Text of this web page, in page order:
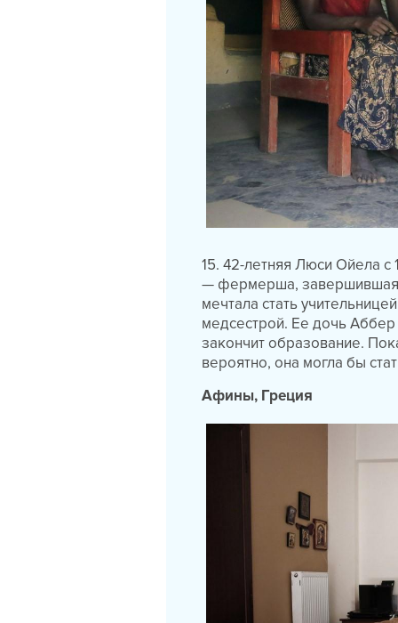
15. 42-летняя Люси Ойела
— фермерша, завершившая
мечтала стать
медсестрой. Ее дочь Аббер
закончит образование.
вероятно, она могла бы
Афины, Греция